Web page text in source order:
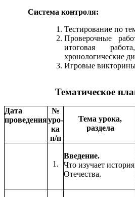
Система контроля:
Тестирование по
Проверочные
итоговая
хронологические
Игровые
Тематическое
Дата
проведения
№
уро-
ка
п/п
Тема урока,
раздела
1.
Введение.
Что изучает история
Отечества.